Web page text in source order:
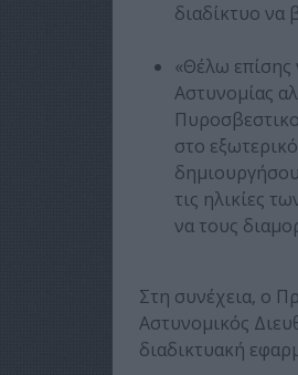
διαδίκτυο να
«Θέλω επίσης
Αστυνομίας
στο
τις ηλικίες
να τους
Στη συνέχεια, ο
Αστυνομικός
διαδικτυακή